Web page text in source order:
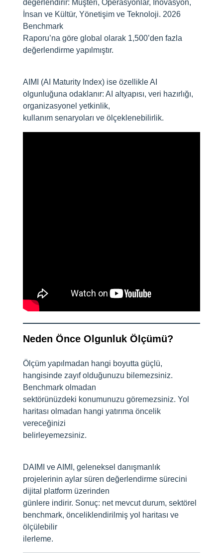
değerlendirir: Müşteri, Operasyonlar, İnovasyon,
İnsan ve Kültür, Yönetişim ve Teknoloji. 2026
Benchmark
Raporu’na göre global olarak 1,500’den fazla
değerlendirme yapılmıştır.
AIMI (AI Maturity Index) ise özellikle AI
olgunluğuna odaklanır: AI altyapısı, veri hazırlığı,
organizasyonel yetkinlik,
kullanım senaryoları ve ölçeklenebilirlik.
Neden Önce Olgunluk Ölçümü?
Ölçüm yapılmadan hangi boyutta güçlü,
hangisinde zayıf olduğunuzu bilemezsiniz.
Benchmark olmadan
sektörünüzdeki konumunuzu göremezsiniz. Yol
haritası olmadan hangi yatırıma öncelik
vereceğinizi
belirleyemezsiniz.
DAIMI ve AIMI, geleneksel danışmanlık
projelerinin aylar süren değerlendirme sürecini
dijital platform üzerinden
günlere indirir. Sonuç: net mevcut durum, sektörel
benchmark, önceliklendirilmiş yol haritası ve
ölçülebilir
ilerleme.